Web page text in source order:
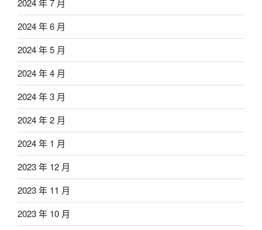
2024 年 7 月
2024 年 6 月
2024 年 5 月
2024 年 4 月
2024 年 3 月
2024 年 2 月
2024 年 1 月
2023 年 12 月
2023 年 11 月
2023 年 10 月